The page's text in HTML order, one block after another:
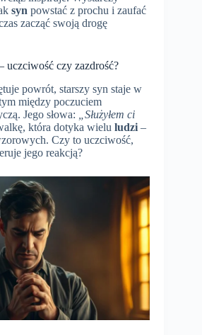
syn powstać z prochu i zaufać
zacząć swoją drogę
uczciwość czy zazdrość?
powrót, starszy syn staje w
między poczuciem
Jego słowa:
„Służyłem ci
która dotyka wielu ludzi –
Czy to uczciwość,
jego reakcją?